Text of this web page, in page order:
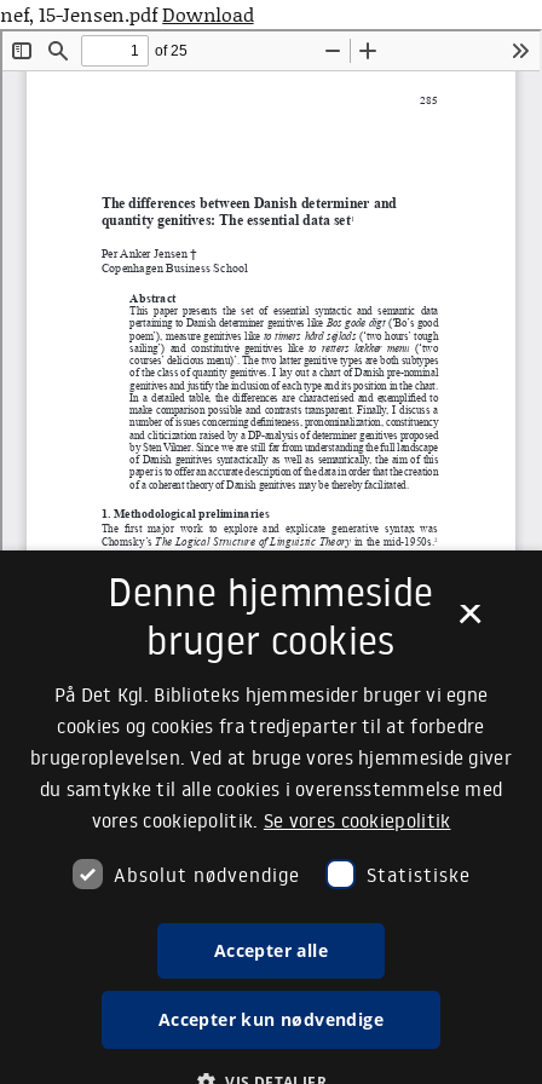
nef, 15-Jensen.pdfDownload
×
Denne hjemmeside
bruger cookies
På Det Kgl. Biblioteks hjemmesider bruger vi egne
cookies og cookies fra tredjeparter til at forbedre
brugeroplevelsen. Ved at bruge vores hjemmeside giver
du samtykke til alle cookies i overensstemmelse med
vores cookiepolitik. Se vores cookiepolitik
Absolut nødvendige Statistiske
Accepter alle
Accepter kun nødvendige